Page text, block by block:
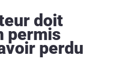
doit
permis
perdu